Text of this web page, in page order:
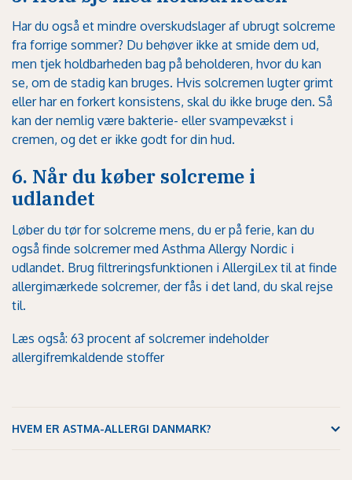
Har du også et mindre overskudslager af ubrugt solcreme
fra forrige sommer? Du behøver ikke at smide dem ud,
men tjek holdbarheden bag på beholderen, hvor du kan
se, om de stadig kan bruges. Hvis solcremen lugter grimt
eller har en forkert konsistens, skal du ikke bruge den. Så
kan der nemlig være bakterie- eller svampevækst i
cremen, og det er ikke godt for din hud.
6. Når du køber solcreme i
udlandet
Løber du tør for solcreme mens, du er på ferie, kan du
også finde solcremer med Asthma Allergy Nordic i
udlandet. Brug filtreringsfunktionen i AllergiLex til at finde
allergimærkede solcremer, der fås i det land, du skal rejse
til.
Læs også: 63 procent af solcremer indeholder
allergifremkaldende stoffer
HVEM ER ASTMA-ALLERGI DANMARK?